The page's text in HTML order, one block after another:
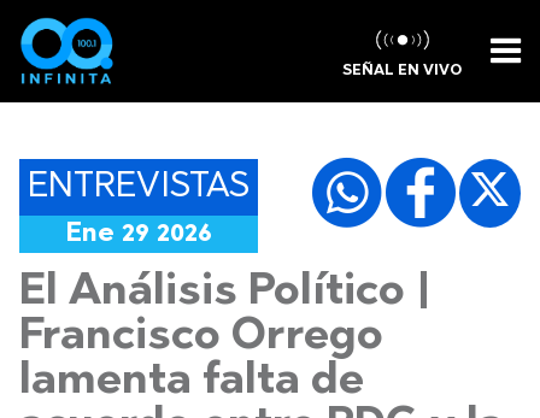
SEÑAL EN VIVO
ENTREVISTAS
Ene 29 2026
El Análisis Político |
Francisco Orrego
lamenta falta de